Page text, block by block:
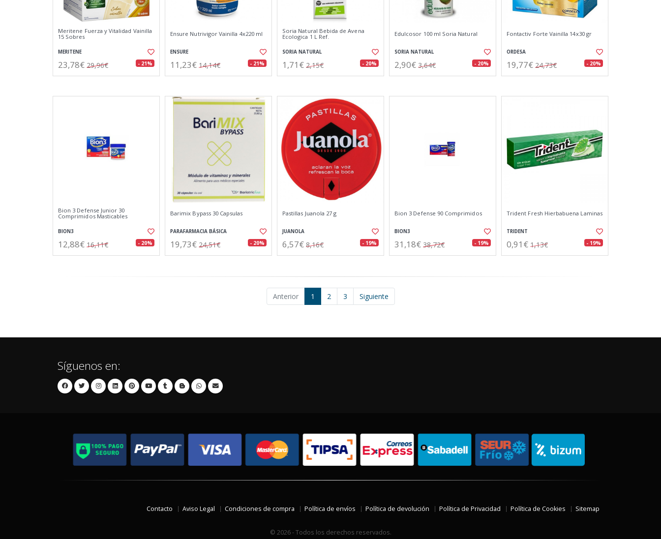
Meritene Fuerza y Vitalidad Vainilla
15 Sobres
MERITENE
23,78€ 29,96€ - 21%
Ensure Nutrivigor Vainilla 4x220 ml
ENSURE
11,23€ 14,14€ - 21%
Soria Natural Bebida de Avena
Ecologica 1 L Ref.
SORIA NATURAL
1,71€ 2,15€ - 20%
Edulcosor 100 ml Soria Natural
SORIA NATURAL
2,90€ 3,64€ - 20%
Fontactiv Forte Vainilla 14x30 gr
ORDESA
19,77€ 24,73€ - 20%
Bion 3 Defense Junior 30
Comprimidos Masticables
BION3
12,88€ 16,11€ - 20%
Barimix Bypass 30 Capsulas
PARAFARMACIA BÁSICA
19,73€ 24,51€ - 20%
Pastillas Juanola 27 g
JUANOLA
6,57€ 8,16€ - 19%
Bion 3 Defense 90 Comprimidos
BION3
31,18€ 38,72€ - 19%
Trident Fresh Hierbabuena Laminas
TRIDENT
0,91€ 1,13€ - 19%
Anterior 1 2 3 Siguiente
Síguenos en:
Contacto Aviso Legal Condiciones de compra Política de envíos Política de devolución Política de Privacidad Política de Cookies Sitemap
© 2026 - Todos los derechos reservados.